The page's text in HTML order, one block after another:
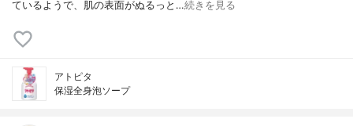
ているようで、肌の表面がぬるっと…続きを見る
アトピタ
保湿全身泡ソープ